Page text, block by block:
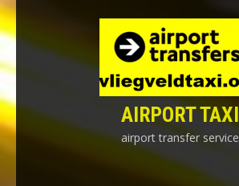
Skip
to
content
AIRPORT TAXI
airport transfer service